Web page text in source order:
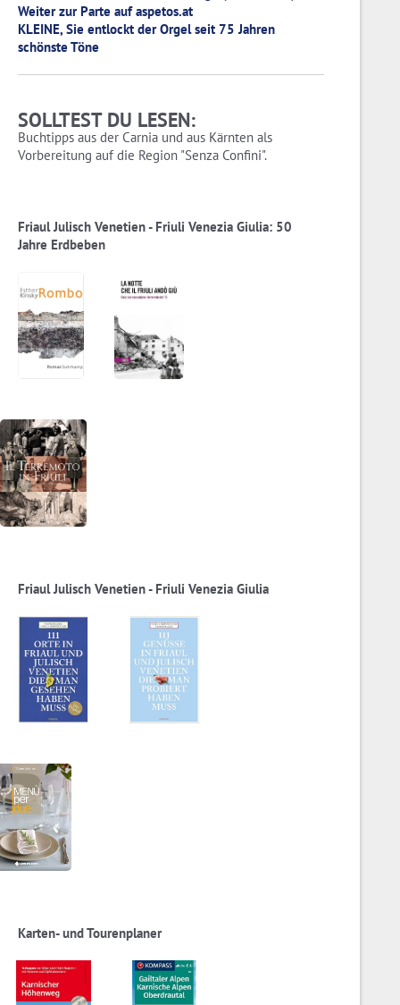
Weiter zur Parte auf aspetos.at
KLEINE, Sie entlockt der Orgel seit 75 Jahren
schönste Töne
SOLLTEST DU LESEN:
Buchtipps aus der Carnia und aus Kärnten als
Vorbereitung auf die Region "Senza Confini".
Friaul Julisch Venetien - Friuli Venezia Giulia: 50
Jahre Erdbeben
Friaul Julisch Venetien - Friuli Venezia Giulia
Karten- und Tourenplaner